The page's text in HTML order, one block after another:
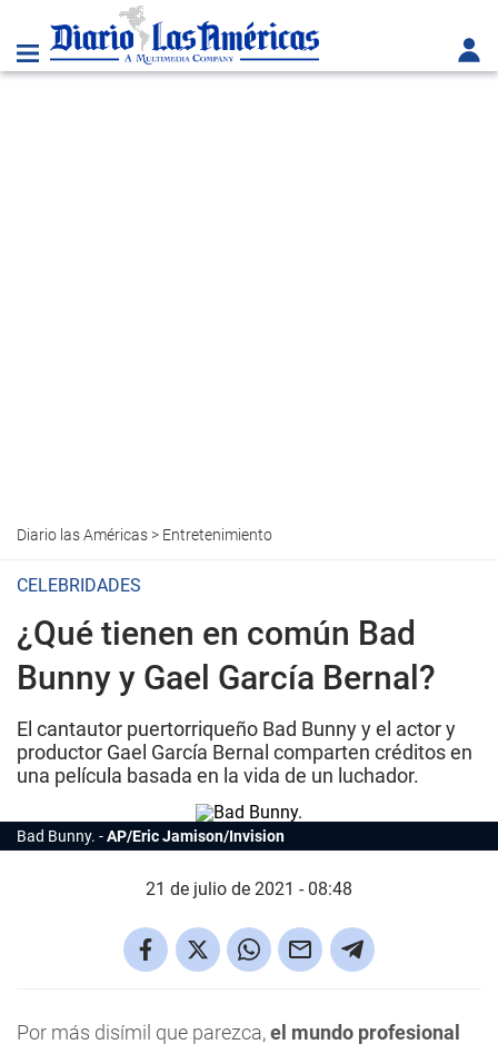
Diario las Américas> Entretenimiento
CELEBRIDADES
¿Qué tienen en común Bad
Bunny y Gael García Bernal?
El cantautor puertorriqueño Bad Bunny y el actor y
productor Gael García Bernal comparten créditos en
una película basada en la vida de un luchador.
Bad Bunny. AP/Eric Jamison/Invision
21 de julio de 2021 - 08:48
Por más disímil que parezca,el mundo profesional